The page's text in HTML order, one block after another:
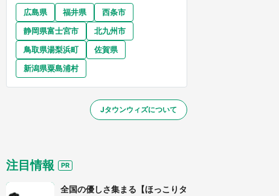
奈良 和歌山
山口
大分 宮崎
『薬屋のひとりごと』の〝舞〟の世界
に入り込む 六本木ヒルズ展望台でコ
ラボ、本邦初公開の「猫猫像」も【8
／1～10／26】
広島県 福井県
西条市
静岡県富士宮市
北九州市
鳥取県湯梨浜町
佐賀県
新潟県粟島浦村
Jタウンウィズについて
注目情報
全国の優しさ集まる【ほっこりタ